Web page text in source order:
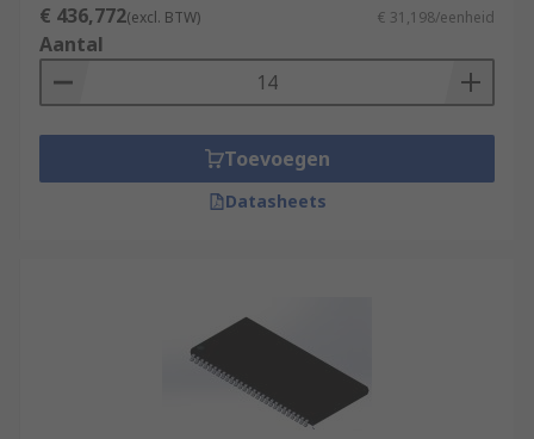
€ 436,772(excl. BTW) € 31,198/eenheid
Aantal
Toevoegen
Datasheets